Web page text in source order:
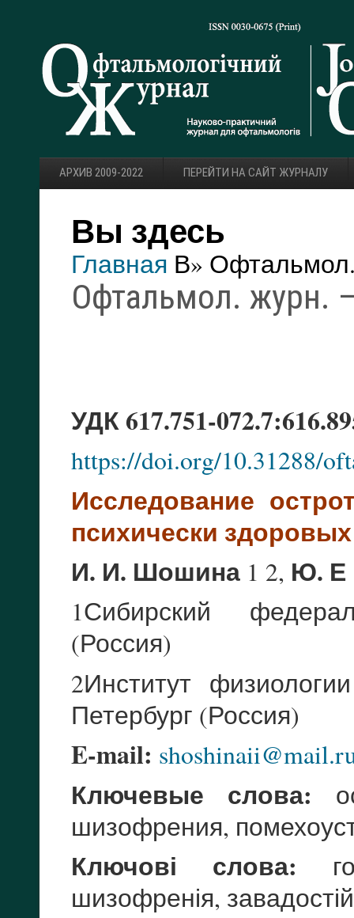
АРХИВ 2009-2022 ПЕРЕЙТИ НА САЙТ ЖУРНАЛУ
Вы здесь
Главная В»
Офтальмол. журн.
УДК 617.751-
https://doi.org/10.31288/
Исследование
психически
И. И. Шошина 1 2, Ю. Е
1Сибирский
(Россия)
2Институт
Петербург (Россия)
E-mail:
Ключевые слова:
шизофрения,
Ключові слова:
шизофренія,